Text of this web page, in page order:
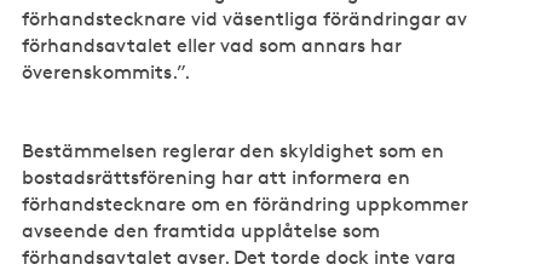
förhandstecknare vid väsentliga förändringar av
förhandsavtalet eller vad som annars har
överenskommits.”.
Bestämmelsen reglerar den skyldighet som en
bostadsrättsförening har att informera en
förhandstecknare om en förändring uppkommer
avseende den framtida upplåtelse som
förhandsavtalet avser. Det torde dock inte vara